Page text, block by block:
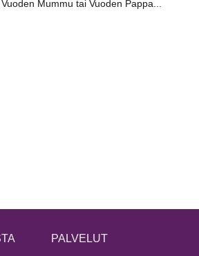
Mummu tai Vuoden Pappa...
PALVELUT